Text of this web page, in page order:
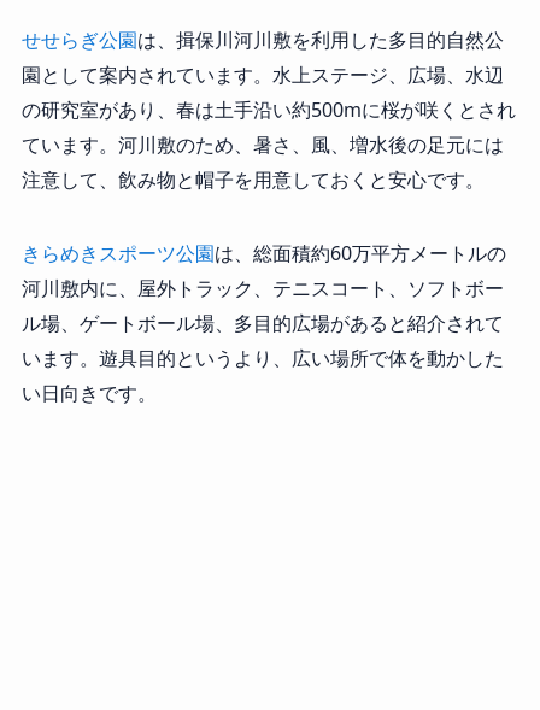
せせらぎ公園は、揖保川河川敷を利用した多目的自然公
園として案内されています。水上ステージ、広場、水辺
の研究室があり、春は土手沿い約500mに桜が咲くとされ
ています。河川敷のため、暑さ、風、増水後の足元には
注意して、飲み物と帽子を用意しておくと安心です。
きらめきスポーツ公園は、総面積約60万平方メートルの
河川敷内に、屋外トラック、テニスコート、ソフトボー
ル場、ゲートボール場、多目的広場があると紹介されて
います。遊具目的というより、広い場所で体を動かした
い日向きです。